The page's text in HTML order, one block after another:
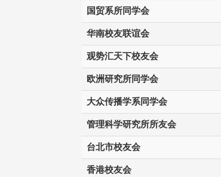
国贸系所同学会
华南校友联谊会
观势汇天下校友会
欧洲研究所同学会
大众传播学系同学会
管理科学研究所所友会
台北市校友会
香港校友会